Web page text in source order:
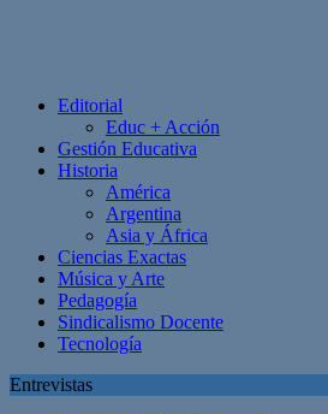
Editorial
Educ + Acción
Gestión Educativa
Historia
América
Argentina
Asia y África
Ciencias Exactas
Música y Arte
Pedagogía
Sindicalismo Docente
Tecnología
Entrevistas